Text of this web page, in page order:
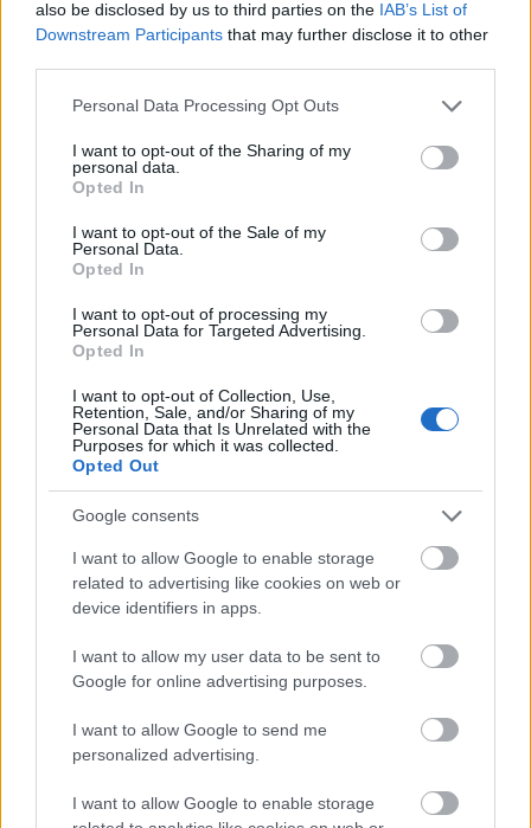
also be disclosed by us to third parties on the IAB’s List of
Downstream Participants that may further disclose it to other
Please note that this website/app uses one or more Google
not limited to your visit or usage behaviour. You may click to
grant or deny consent to Google and its third-party tags to
use your data for below specified purposes in below Google
consent section.
Personal Data Processing Opt Outs
I want to opt-out of the Sharing of my
personal data.
Opted In
I want to opt-out of the Sale of my
Personal Data.
Opted In
I want to opt-out of processing my
Personal Data for Targeted Advertising.
Opted In
I want to opt-out of Collection, Use,
Retention, Sale, and/or Sharing of my
Personal Data that Is Unrelated with the
Purposes for which it was collected.
Opted Out
Google consents
I want to allow Google to enable storage
related to advertising like cookies on web or
device identifiers in apps.
I want to allow my user data to be sent to
Google for online advertising purposes.
I want to allow Google to send me
personalized advertising.
I want to allow Google to enable storage
Ρίγανη
Περίπου 10 φύλλα βασιλικού